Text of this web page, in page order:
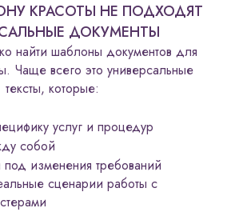
КРАСОТЫ НЕ ПОДХОДЯТ
ДОКУМЕНТЫ
найти шаблоны документов для
Чаще всего это универсальные
тексты, которые:
услуг и процедур
собой
под изменения требований
сценарии работы с